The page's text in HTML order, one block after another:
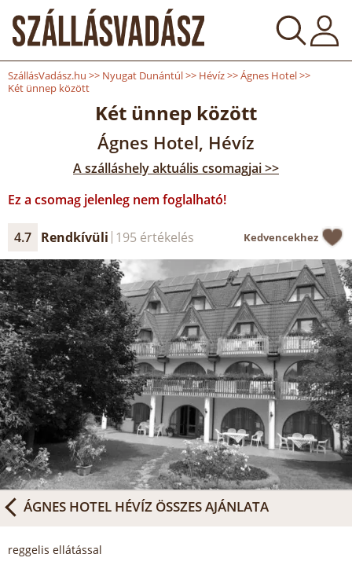
SzállásVadász.hu >> Nyugat Dunántúl>> Hévíz>>Ágnes Hotel>>
Két ünnep között
Két ünnep között
Ágnes Hotel, Hévíz
A szálláshely aktuális csomagjai >>
Ez a csomag jelenleg nem foglalható!
4.7 Rendkívüli 195 értékelés Kedvencekhez
ÁGNES HOTEL HÉVÍZ ÖSSZES AJÁNLATA
reggelis ellátással